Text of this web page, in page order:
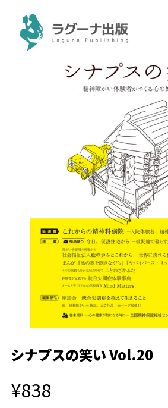
シナプスの笑い Vol.20
¥838